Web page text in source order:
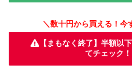
＼数十円から買える！今
【まもなく終了】半額以
てチェック！